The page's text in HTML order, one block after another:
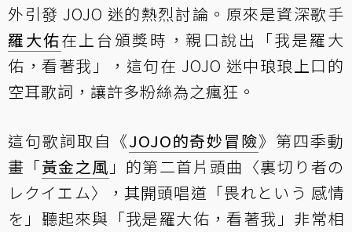
外引發 JOJO 迷的熱烈討論。原來是資深歌手
羅大佑在上台頒獎時，親口說出「我是羅大
佑，看著我」，這句在 JOJO 迷中琅琅上口的
空耳歌詞，讓許多粉絲為之瘋狂。
這句歌詞取自《JOJO的奇妙冒險》第四季動
畫「黃金之風 」的第二首片頭曲〈裏切り者の
レクイエム〉，其開頭唱道「畏れという 感情
を」聽起來與「我是羅大佑，看著我」非常相